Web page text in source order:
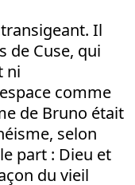
Il
de Cuse, qui
ni
comme
de Bruno était
selon
part : Dieu et
du vieil